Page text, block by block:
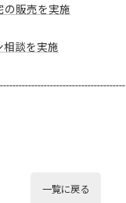
の販売を実施
相談を実施
一覧に戻る